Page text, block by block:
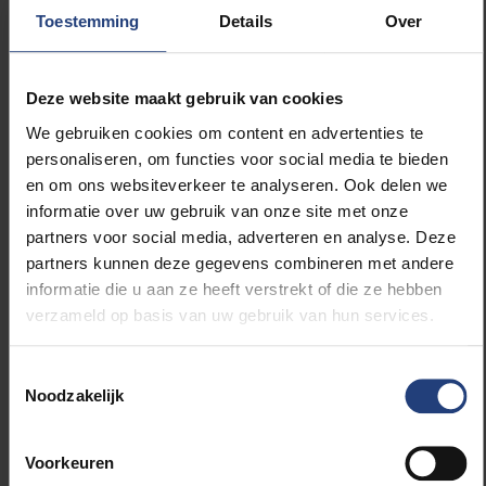
Toestemming Details Over
Deze website maakt gebruik van cookies
We gebruiken cookies om content en advertenties te
personaliseren, om functies voor social media te bieden
en om ons websiteverkeer te analyseren. Ook delen we
informatie over uw gebruik van onze site met onze
partners voor social media, adverteren en analyse. Deze
partners kunnen deze gegevens combineren met andere
informatie die u aan ze heeft verstrekt of die ze hebben
verzameld op basis van uw gebruik van hun services.
Noodzakelijk
Voorkeuren
event management, moet je het ook maar doen,
meemaken, mee maken en beleven’.
De winnaars krijgen op het podium het typische
afstudeerhoedje, intussen een traditie van de
Brussels Universities Cyclocross. Het togahoedje is
een idee van Marko Heijl, gastdocent
sportmarketingcommunicatie aan PG SPORT. Marko
Heijl is ook Manager Sports Marketing & Corporate
Communications bij SOUDAL.
Eerbetoon aan VUB-ererectoren
bijzonder tintje. Zowel bij de mannen als de vrouwen
Paul De Knop en de Memorial Caroline Pauwels, ter